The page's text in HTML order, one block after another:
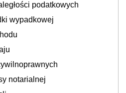
podatkowych
wypadkowej
notarialnej